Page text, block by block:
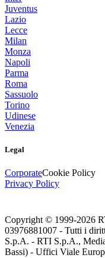
Juventus
Lazio
Lecce
Milan
Monza
Napoli
Parma
Roma
Sassuolo
Torino
Udinese
Venezia
Legal
CorporateCookie Policy
Privacy Policy
Copyright © 1999-2026
03976881007 - Tutti i
S.p.A. - RTI S.p.A.,
Bassi) - Uffici Viale